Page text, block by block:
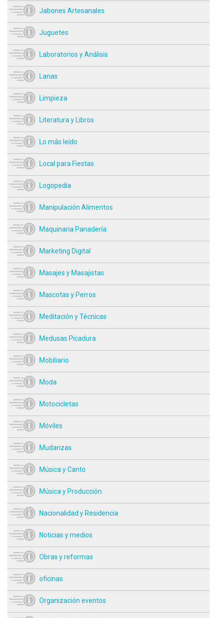
Jabones Artesanales
Juguetes
Laboratorios y Análisis
Lanas
Limpieza
Literatura y Libros
Lo más leído
Local para Fiestas
Logopedia
Manipulación Alimentos
Maquinaria Panadería
Marketing Digital
Masajes y Masajistas
Mascotas y Perros
Meditación y Técnicas
Medusas Picadura
Mobiliario
Moda
Motocicletas
Móviles
Mudanzas
Música y Canto
Música y Producción
Nacionalidad y Residencia
Noticias y medios
Obras y reformas
oficinas
Organización eventos